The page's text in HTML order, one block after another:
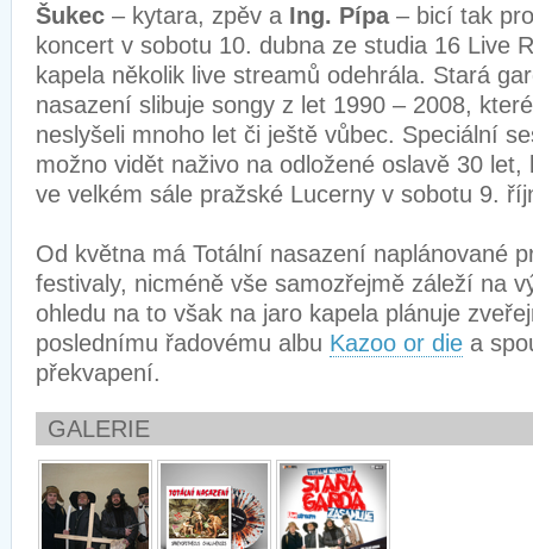
Šukec – kytara, zpěv a Ing. Pípa– bicí tak
koncert v sobotu 10. dubna ze studia 16 Live
kapela několik live streamů odehrála. Stará
nasazení slibuje songy z let 1990 – 2008,
neslyšeli mnoho let či ještě vůbec. Speciální
možno vidět naživo na odložené oslavě 30
ve velkém sále pražské Lucerny v
Od května má Totální nasazení naplánované
festivaly, nicméně vše samozřejmě záleží na
ohledu na to však na jaro kapela plánuje
poslednímu řadovému albu Kazoo or die a
překvapení.
GALERIE